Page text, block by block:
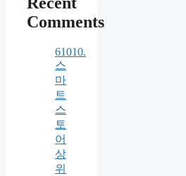
Comments
61010.
스
마
트
스
토
어
상
위